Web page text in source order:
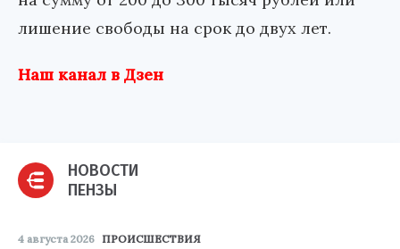
лишение свободы на срок до двух лет.
Наш канал в Дзен
НОВОСТИ
ПЕНЗЫ
4 августа 2026 ПРОИСШЕСТВИЯ